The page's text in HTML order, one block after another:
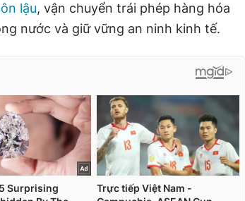
lậu, vận chuyển trái phép hàng hóa
nước và giữ vững an ninh kinh tế.